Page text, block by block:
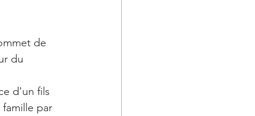
de
du
d'un fils
par